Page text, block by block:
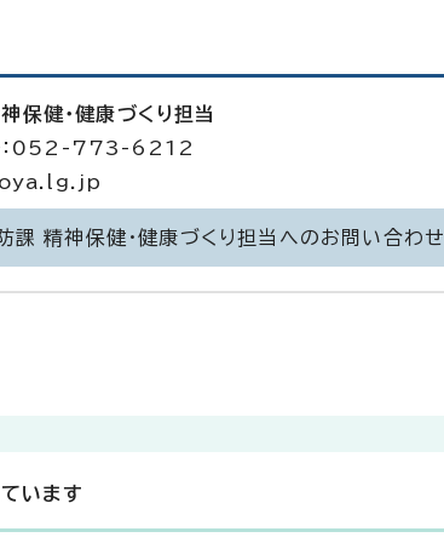
保健・健康づくり担当
：052-773-6212
精神保健・健康づくり担当へのお問い合わせ
います